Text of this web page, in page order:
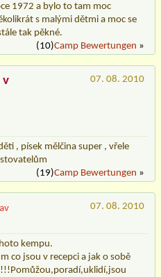
1972 a bylo to tam moc
s malými dětmi a moc se
tak pěkné.
(10)Camp Bewertungen »
v
07. 08. 2010
, písek mělčina super , vřele
(19)Camp Bewertungen »
07. 08. 2010
kempu.
co jsou v recepci a jak o sobě